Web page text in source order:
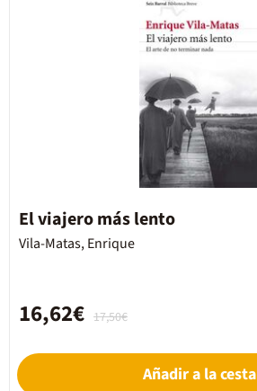
El viajero más lento
Vila-Matas, Enrique
17,50€
16,62€
Añadir a la cesta